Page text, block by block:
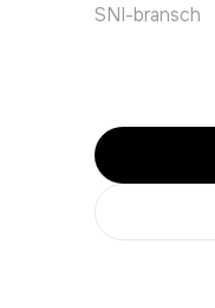
SNI-bransch